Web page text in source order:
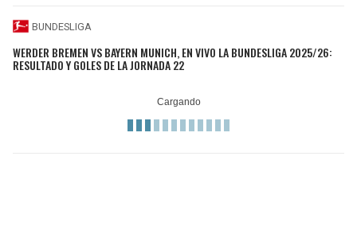
BUNDESLIGA
WERDER BREMEN VS BAYERN MUNICH, EN VIVO LA BUNDESLIGA 2025/26:
RESULTADO Y GOLES DE LA JORNADA 22